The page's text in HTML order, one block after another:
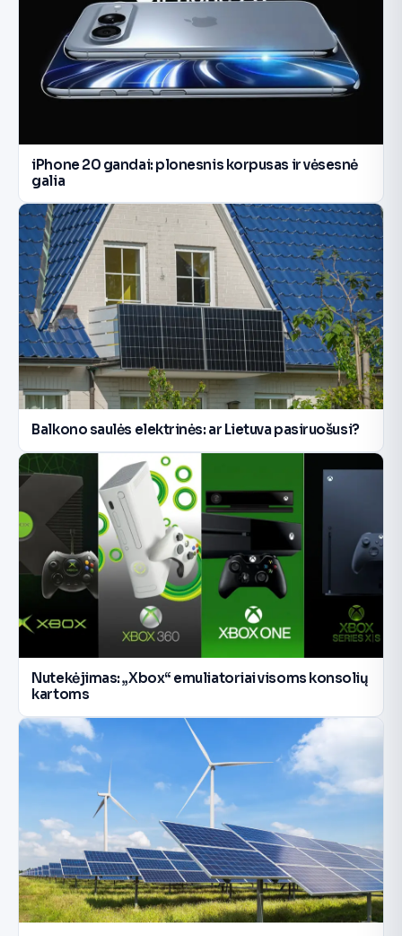
iPhone 20 gandai: plonesnis korpusas ir vėsesnė
galia
Balkono saulės elektrinės: ar Lietuva pasiruošusi?
Nutekėjimas: „Xbox“ emuliatoriai visoms konsolių
kartoms